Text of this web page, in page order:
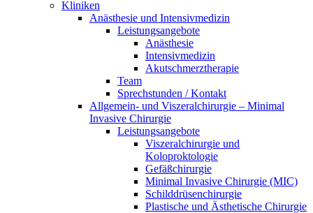
Kliniken
Anästhesie und Intensivmedizin
Leistungsangebote
Anästhesie
Intensivmedizin
Akutschmerztherapie
Team
Sprechstunden / Kontakt
Allgemein- und Viszeralchirurgie – Minimal
Invasive Chirurgie
Leistungsangebote
Viszeralchirurgie und
Koloproktologie
Gefäßchirurgie
Minimal Invasive Chirurgie (MIC)
Schilddrüsenchirurgie
Plastische und Ästhetische Chirurgie